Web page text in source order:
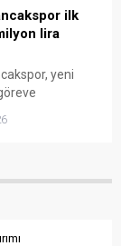
ilk
lira
yeni
bir
Alparslan, her
belirterek